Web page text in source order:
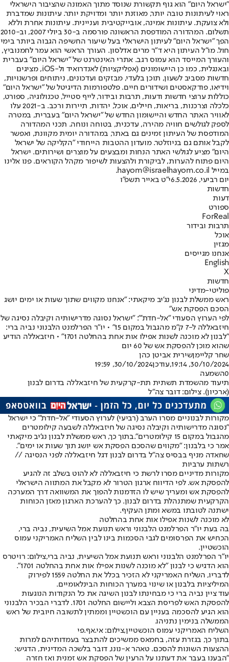
"ישראל היום" הוא גוף תקשורת שנוסד מתוך האמונה שהציבור הישראלי
ראוי לעיתונות טובה יותר, מאוזנת יותר ומדויקת יותר. עיתונות שמדברת
ולא צועקת. עיתונות אמינה, אובייקטיבית ועניינית. עיתונות אחרת וללא
תשלום. המהדורה המודפסת הראשונה פורסמה ב-30 ביולי 2007, וב-2010
הפך "ישראל היום" לעיתון הישראלי בעל שיעור החשיפה הגבוה ביותר בימי
חול. מו"ל העיתון היא ד"ר מרים אדלסון. העורך הראשי הוא עמר לחמנוביץ,
והעורך המייסד הוא עמוס רגב. אתרי האינטרנט של "ישראל היום" בעברית
ובאנגלית, כמו כן היישומונים (אפליקציות) לאנדרואיד ול-iOS, מציגים
חדשות מסביב לשעון, תוכן בלעדי, מבזקים ועדכונים, ניתוחים ופרשנויות,
וידיאו, פודקאסטים ושידורים חיים. פלטפורמות הדיגיטל של "ישראל היום"
כוללות ערוצי חדשות ודעות, תרבות ובידור, לייף סטייל, טכנולוגיה, ספורט,
כלכלה וצרכנות, בריאות, חיילים, אוכל, יהדות, תיירות ורכב. ב-2021 עלו
לאוויר האתר החדש והיישומון החדש של "ישראל היום" בעברית, במטרה
לספק לגולשים חוויה מהירה, עדכנית, בטוחה ונוחה. תכני המהדורה
המודפסת של העיתון זמינים גם באתר, במהדורה יומית מקוונת, ואפשר
לקבל אותם גם בניוזלטר. מועדון ההטבות הייחודי "הקליקה של ישראל
היום" מציע לגולשי האתר הנחות ומבצעים על מוצרים ושירותים. ישראל
היום פתוח להערות, לביקורת ולהצעות לשיפור מקהל הקוראים. פנו אלינו
במייל hayom@israelhayom.co.il.
יום רביעי, 6.5.2026
י"ט באייר תשפ"ו
חדשות
דעות
ספורט
ForReal
תרבות ובידור
אוכל
מגזין
אנחנו מגייסים
English
X
חדשות
פוליטי-מדיני
ראש ממשלת לבנון נג'יב מיקאתי: "אנחנו מקווים שתוך שעות או ימים יושג
הסכם הפסקת אש"
לפי הערוץ הסעודי "אל-חדת'": "ישראל נסוגה מדרישותיה וקיבלה נסיגה של
חיזבאללה ל-7 ק"מ מהגבול במקום 15" • יו"ר הפרלמנט הלבנוני נביה ברי:
"לבנון לא מוכנה לשנות אפילו אות אחת בהחלטה 1701" • חיזבאללה הודיע
שהוא מוכן להפסקת אש של 60 יום
שחר קליימןשירית אביטן כהן
30/10/2024, 19:14
,עודכן30/10/2024, 19:59
0השמעה
תיעוד מהשמדת תשתית תת-קרקעית של חיזבאללה בדרום לבנון
(ארכיון). צילום: דובר צה"ל
מקורות לבנוניים מסרו הערב (רביעי) לערוץ הסעודי "אל-חדת'" כי ישראל
"נסוגה מדרישותיה וקיבלה נסיגה של חיזבאללה לשבעה קילומטרים
מהגבול במקום 15 קילומטרים".
בתוך כך, ראש ממשלת לבנון נג'יב מיקאתי
אמר כי בלבנון: "מקווים שהסכם הפסקת אש יושג תוך שעות או ימים".
שחאדה מניף בבסיס צה"ל בדרום לבנון דגל חיזבאללה לפני הנסיגה //
רשתות ערביות
מקורות מדיניים מסרו לרשת כי חיזבאללה לא להוט בשלב זה להגיע
להפסקת אש. לפי הדיווח ארגון הטרור לא מקבל את המתווה הישראלי
להפסקת אש ומעריך שיש לו הזדמנות להפוך את המשוואה דרך המערכה
הקרקעית שמתנהלת בדרום לבנון. כך להערכת הארגון מאזן הכוחות
ישתנה לטובתו במשא ומתן העקיף.
לא מוכנה לשנות אפילו אות אחת בהחלטה
בה בעת יו"ר הפרלמנט הלבנוני וראש תנועת אמל השיעית, נביה ברי,
הכחיש את הפרסומים לגבי הסכמות בינו לבין השליח האמריקני עמוס
הוכשטיין.
יו"ר הפרלמנט הלבנוני וראש תנועת אמל השיעית, נביה ברי,צילום: רויטרס
הוא הדגיש כי לבנון "לא מוכנה לשנות אפילו אות אחת בהחלטה 1701".
לדבריו, השליח האמריקני לא הזכיר בכלל את החלטה 1559 לפירוק
המיליציות בלבנון או שינוי במערך הכוחות הבינלאומיים.
עוד ציין נביה ברי כי מבחינתו לבנון השיגה את כל הנקודות הנוגעות
להפסקת האש לפריסת הצבא וליישום החלטה 1701. לדברי הבכיר הלבנוני
הוא הגיע להסכמה בעניין עם הוכשטיין וממתין לתשובה חיובית של ראש
הממשלה בנימין נתניהו.
השליח האמריקני עמוס הוכשטיין,צילום: אי.אף.פי
בתוך כך, בגזרת עזה, בחמאס ממשיכים להתבצר בעמדותיהם למרות
ההצעות השונות להסכם. טאהר א-נונו, דובר בלשכה המדינית, הדגיש:
"הבענו בעבר את דעתנו על הרעין של הפסקת אש זמנית ואז חזרה